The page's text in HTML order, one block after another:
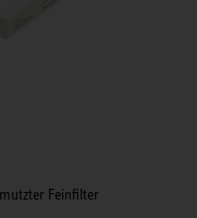
Feinfilter